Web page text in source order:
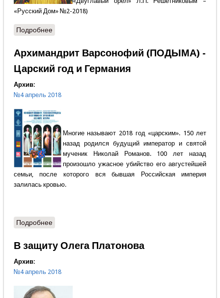
«Русский Дом» №2-2018)
Подробнеео Михаил Назаров - В рамках возможного...
Архимандрит Варсонофий (ПОДЫМА) -
Царский год и Германия
Архив:
№4 апрель 2018
Многие называют 2018 год «царским». 150 лет
назад родился будущий император и святой
мученик Николай Романов. 100 лет назад
произошло ужасное убийство его августейшей
семьи, после которого вся бывшая Российская империя
залилась кровью.
Подробнеео Архимандрит Варсонофий (ПОДЫМА) - Царский
В защиту Олега Платонова
Архив:
№4 апрель 2018